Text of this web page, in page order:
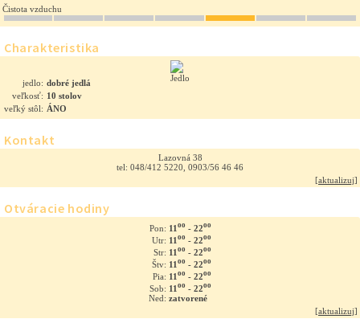
Čistota vzduchu
Charakteristika
jedlo: dobré jedlá
veľkosť: 10 stolov
veľký stôl: ÁNO
Kontakt
Lazovná 38
tel: 048/412 5220, 0903/56 46 46
[aktualizuj]
Otváracie hodiny
Pon: 11 oo - 22oo
Utr: 11 oo - 22oo
Str: 11 oo - 22oo
Štv: 11 oo - 22oo
Pia: 11 oo - 22oo
Sob: 11 oo - 22oo
Ned: zatvorené
[aktualizuj]